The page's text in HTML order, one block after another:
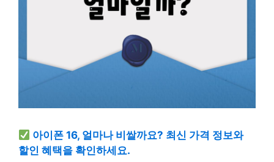
아이폰 16, 얼마나 비쌀까요? 최신 가격 정보와
할인 혜택을 확인하세요.